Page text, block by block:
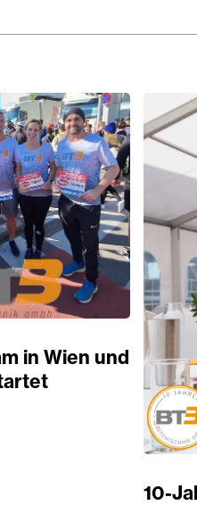
in Wien und
10-